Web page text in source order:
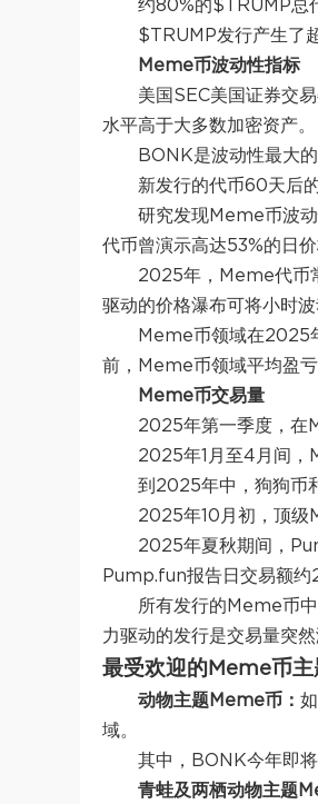
约80%的$TRUMP总
$TRUMP发行产生了
Meme币波动性指标
美国SEC美国证券交
水平高于大多数加密资产。
BONK是波动性最大
新发行的代币60天后
研究发现Meme币波
代币曾演示高达53%的日
2025年，Meme代币
驱动的价格瀑布可将小时波
Meme币领域在2025
前，Meme币领域平均盈
Meme币交易量
2025年第一季度 ，
2025年1月至4月间
到2025年中 ，狗狗
2025年10月初 ，顶
2025年夏秋期间
，
Pump.fun报告日交易额约
所有发行的Meme币
力驱动的发行是交易量突
最受欢迎的Meme币主
动物主题Meme币：
域。
其中，BONK今年即将
青蛙及两栖动物主题